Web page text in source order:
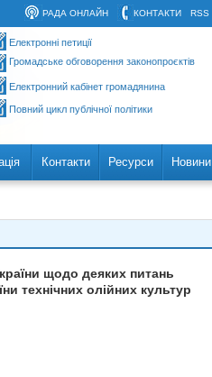
RSS
КОНТАКТИ
РАДА ОНЛАЙН
Електронні петиції
Громадське обговорення законопроєктів
Електронний кабінет громадянина
Повний цикл публічної політики
Контакти Ресурси Новини
щодо деяких питань
технічних олійних культур